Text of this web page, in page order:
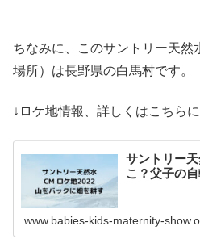
ちなみに、このサントリー天然
場所）は長野県の白馬村です。
↓ロケ地情報、詳しくはこちら
サントリー
こ？父子の
www.babies-kids-maternity-